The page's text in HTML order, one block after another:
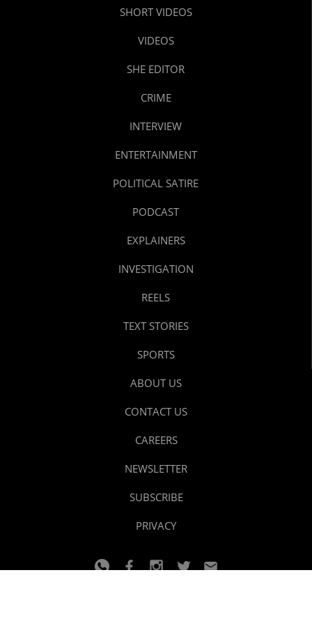
SHORT VIDEOS
VIDEOS
SHE EDITOR
CRIME
INTERVIEW
ENTERTAINMENT
POLITICAL SATIRE
PODCAST
EXPLAINERS
INVESTIGATION
REELS
TEXT STORIES
SPORTS
ABOUT US
CONTACT US
CAREERS
NEWSLETTER
SUBSCRIBE
PRIVACY